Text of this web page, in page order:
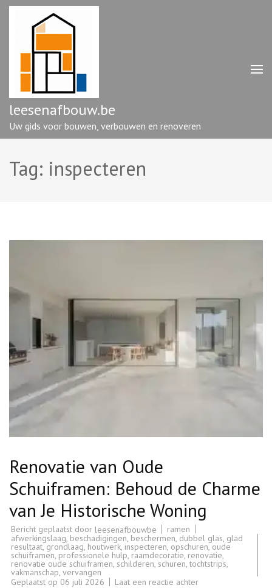
Ga
enter)
leesenafbouw.be
Uw gids voor bouwen, verbouwen en renoveren
Tag: inspecteren
Renovatie van Oude
Schuiframen: Behoud de Charme
van Je Historische Woning
Bericht geplaatst door leesenafbouwbe
ramen
afwerkingslaag, beschadigingen, beschermen, dubbel glas, glad
resultaat,grondlaag, houtwerk, inspecteren, opschuren,oude
schuiframen, professionele hulp, raamdecoratie, renovatie,
renovatie oude schuiframen, schilderen, schuren,tochtstrips,
vakmanschap, vervangen
Geplaatst op 06 juli 2026 Laat een reactie achterop